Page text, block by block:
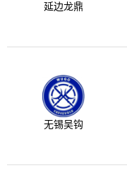
延边龙鼎
无锡吴钩